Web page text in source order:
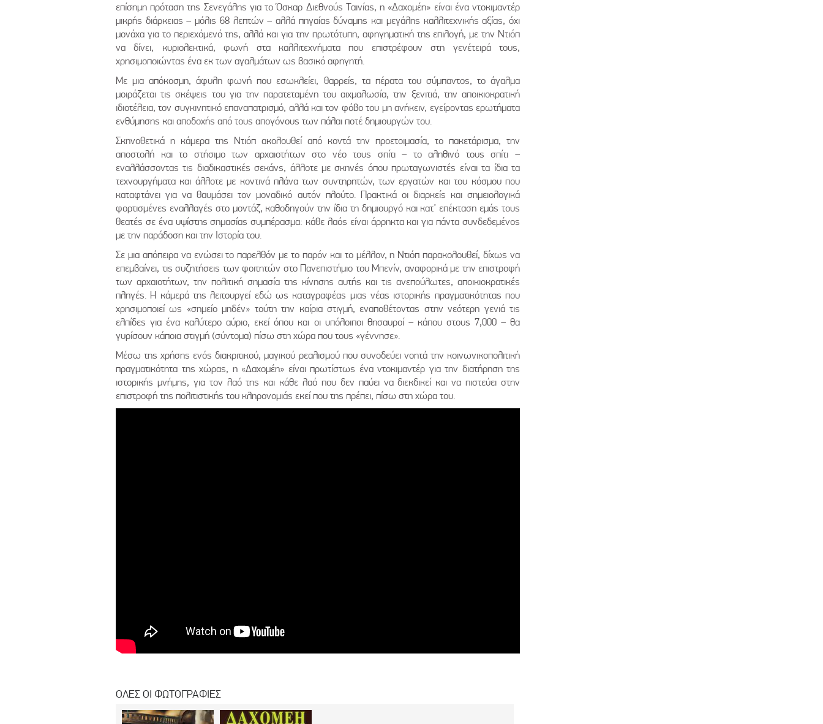
επίσημη πρόταση της Σενεγάλης για το Όσκαρ Διεθνούς Ταινίας, η «Δαχομέη» είναι ένα ντοκιμαντέρ
μικρής διάρκειας – μόλις 68 λεπτών – αλλά πηγαίας δύναμης και μεγάλης καλλιτεχνικής αξίας, όχι
μονάχα για το περιεχόμενό της, αλλά και για την πρωτότυπη, αφηγηματική της επιλογή, με την Ντιόπ
να δίνει, κυριολεκτικά, φωνή στα καλλιτεχνήματα που επιστρέφουν στη γενέτειρά τους,
χρησιμοποιώντας ένα εκ των αγαλμάτων ως βασικό αφηγητή.
Με μια απόκοσμη, άφυλη φωνή που εσωκλείει, θαρρείς, τα πέρατα του σύμπαντος, το άγαλμα
μοιράζεται τις σκέψεις του για την παρατεταμένη του αιχμαλωσία, την ξενιτιά, την αποικιοκρατική
ιδιοτέλεια, τον συγκινητικό επαναπατρισμό, αλλά και τον φόβο του μη ανήκειν, εγείροντας ερωτήματα
ενθύμησης και αποδοχής από τους απογόνους των πάλαι ποτέ δημιουργών του.
Σκηνοθετικά η κάμερα της Ντιόπ ακολουθεί από κοντά την προετοιμασία, το πακετάρισμα, την
αποστολή και το στήσιμο των αρχαιοτήτων στο νέο τους σπίτι – το αληθινό τους σπίτι –
εναλλάσσοντας τις διαδικαστικές σεκάνς, άλλοτε με σκηνές όπου πρωταγωνιστές είναι τα ίδια τα
τεχνουργήματα και άλλοτε με κοντινά πλάνα των συντηρητών, των εργατών και του κόσμου που
καταφτάνει για να θαυμάσει τον μοναδικό αυτόν πλούτο. Πρακτικά οι διαρκείς και σημειολογικά
φορτισμένες εναλλαγές στο μοντάζ, καθοδηγούν την ίδια τη δημιουργό και κατ’ επέκταση εμάς τους
θεατές σε ένα υψίστης σημασίας συμπέρασμα: κάθε λαός είναι άρρηκτα και για πάντα συνδεδεμένος
με την παράδοση και την Ιστορία του.
Σε μια απόπειρα να ενώσει το παρελθόν με το παρόν και το μέλλον, η Ντιόπ παρακολουθεί, δίχως να
επεμβαίνει, τις συζητήσεις των φοιτητών στο Πανεπιστήμιο του Μπενίν, αναφορικά με την επιστροφή
των αρχαιοτήτων, την πολιτική σημασία της κίνησης αυτής και τις ανεπούλωτες, αποικιοκρατικές
πληγές. Η κάμερά της λειτουργεί εδώ ως καταγραφέας μιας νέας ιστορικής πραγματικότητας που
χρησιμοποιεί ως «σημείο μηδέν» τούτη την καίρια στιγμή, εναποθέτοντας στην νεότερη γενιά τις
ελπίδες για ένα καλύτερο αύριο, εκεί όπου και οι υπόλοιποι θησαυροί – κάπου στους 7,000 – θα
γυρίσουν κάποια στιγμή (σύντομα) πίσω στη χώρα που τους «γέννησε».
Μέσω της χρήσης ενός διακριτικού, μαγικού ρεαλισμού που συνοδεύει νοητά την κοινωνικοπολιτική
πραγματικότητα της χώρας, η «Δαχομέη» είναι πρωτίστως ένα ντοκιμαντέρ για την διατήρηση της
ιστορικής μνήμης, για τον λαό της και κάθε λαό που δεν παύει να διεκδικεί και να πιστεύει στην
επιστροφή της πολιτιστικής του κληρονομιάς εκεί που της πρέπει, πίσω στη χώρα του.
ΟΛΕΣ ΟΙ ΦΩΤΟΓΡΑΦΙΕΣ